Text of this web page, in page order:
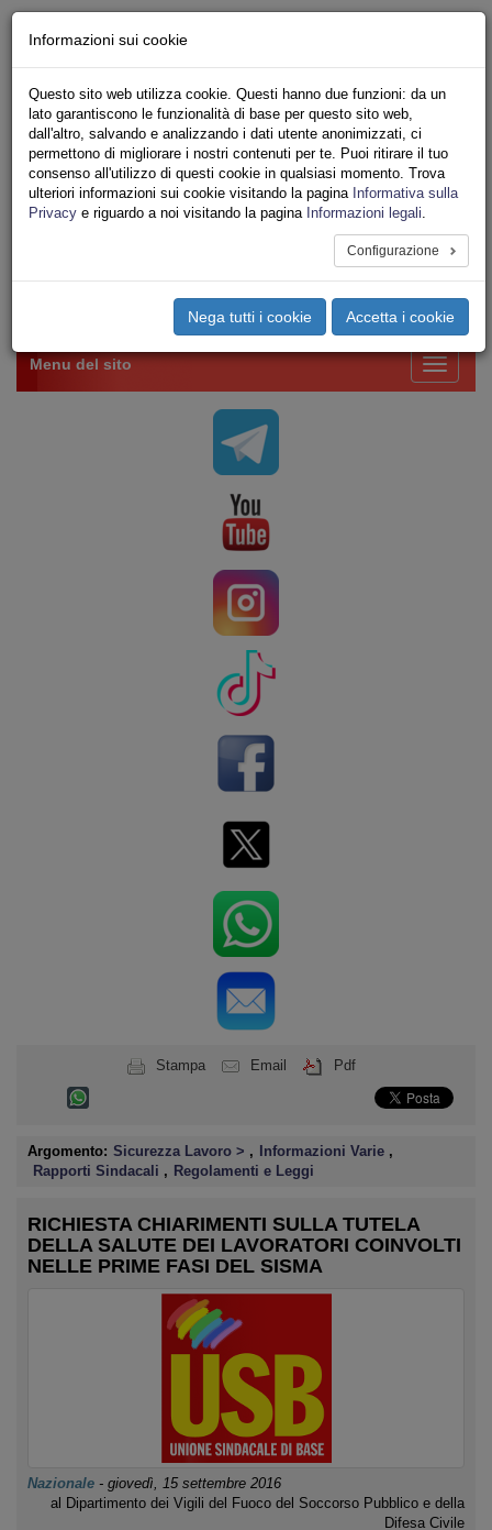
Iscriviti Online
Ricerca
Area Stampa
Privacy
VV.F.
UNIONE SINDACALE DI BASE SETTORE VIGILI
Toggle
Menu del sito
Stampa Email Pdf
Argomento: Sicurezza Lavoro > , Informazioni Varie ,
Rapporti Sindacali , Regolamenti e Leggi
RICHIESTA CHIARIMENTI SULLA TUTELA
DELLA SALUTE DEI LAVORATORI COINVOLTI
NELLE PRIME FASI DEL SISMA
Nazionale - giovedì, 15 settembre 2016
al Dipartimento dei Vigili del Fuoco del Soccorso Pubblico e della
Difesa Civile
Informazioni sui cookie
Questo sito web utilizza cookie. Questi hanno due funzioni: da un
lato garantiscono le funzionalità di base per questo sito web,
dall'altro, salvando e analizzando i dati utente anonimizzati, ci
permettono di migliorare i nostri contenuti per te. Puoi ritirare il tuo
consenso all'utilizzo di questi cookie in qualsiasi momento. Trova
ulteriori informazioni sui cookie visitando la pagina Informativa sulla
Privacy e riguardo a noi visitando la pagina Informazioni legali.
Configurazione
Nega tutti i cookie Accetta i cookie